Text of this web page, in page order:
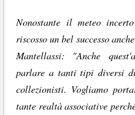
Nonostante il meteo
riscosso un bel successo
Mantellassi: "Anche
parlare a tanti tipi diversi
collezionisti. Vogliamo
tante realtà associative